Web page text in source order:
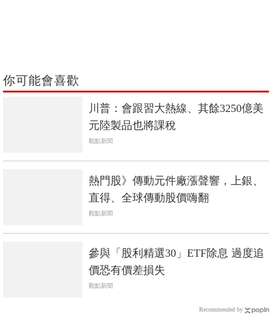
你可能會喜歡
川普：會跟習大熱線、其餘3250億美
元陸製品也將課稅
觀點新聞
熱門股》傳動元件廠漲聲響，上銀、
直得、全球傳動股價嗨翻
觀點新聞
參與「股利精選30」ETF除息 過度追
價恐有價差損失
觀點新聞
Recommended by